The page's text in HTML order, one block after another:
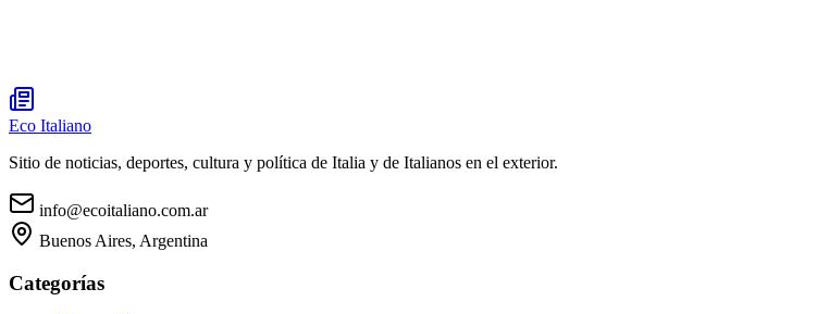
Eco Italiano
Sitio de noticias, deportes, cultura y política de Italia y de Italianos en el exterior.
info@ecoitaliano.com.ar
Buenos Aires, Argentina
Categorías